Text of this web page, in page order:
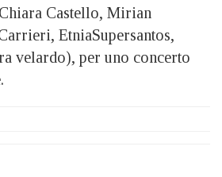
Castello, Mirian
EtniaSupersantos,
velardo), per uno concerto